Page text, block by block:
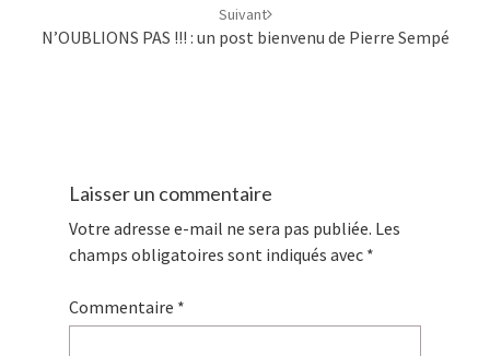
Suivant
N’OUBLIONS PAS !!! : un post bienvenu de Pierre Sempé
Laisser un commentaire
Votre adresse e-mail ne sera pas publiée. Les
champs obligatoires sont indiqués avec *
Commentaire *